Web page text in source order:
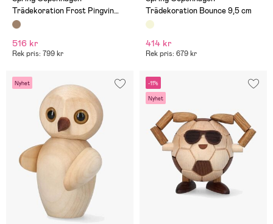
Trädekoration Frost Pingvin
12,5 cm
516 kr
Rek pris: 799 kr
Trädekoration Bounce 9,5 cm
414 kr
Rek pris: 679 kr
Nyhet -11%
Nyhet